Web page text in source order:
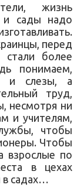
жизнь
и сады надо
перед
стали более
понимаем,
и слезы, а
труд,
несмотря ни
и учителям,
чтобы
Чтобы
взрослые по
в цехах
в садах…